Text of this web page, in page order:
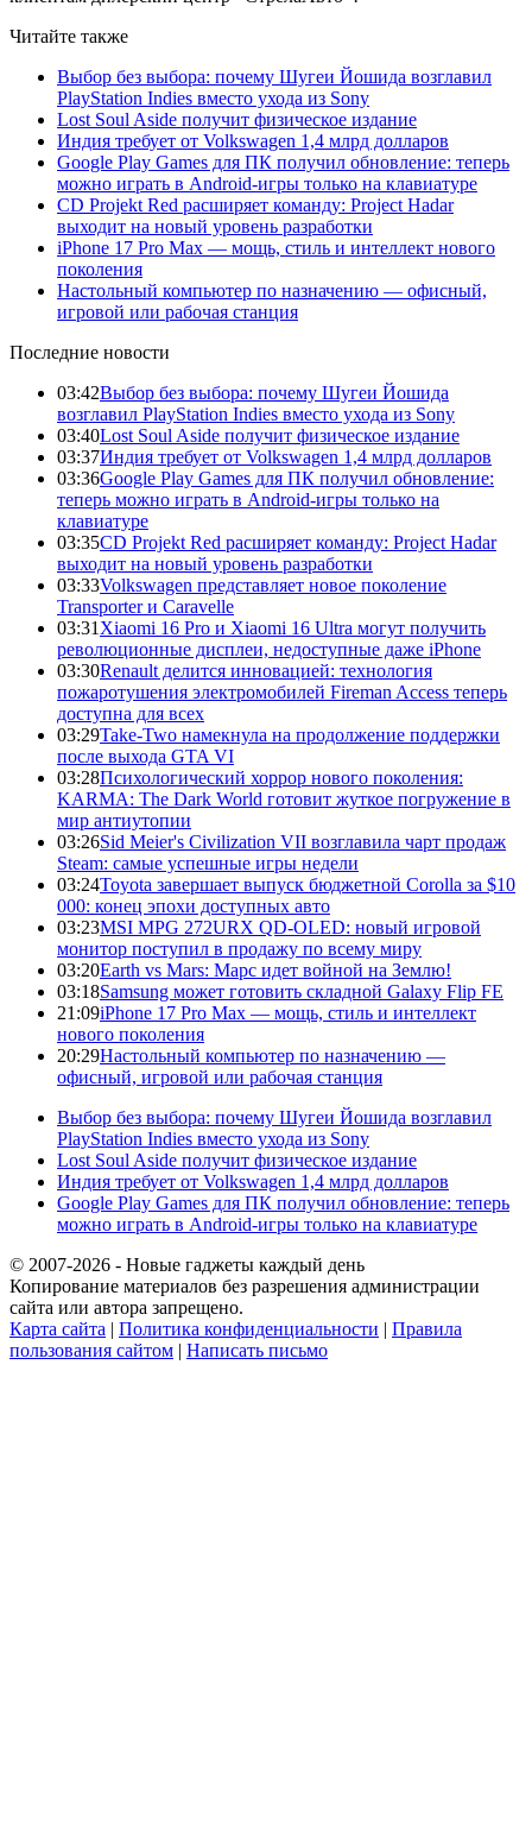
Читайте также
Выбор без выбора: почему Шугеи Йошида возглавил
PlayStation Indies вместо ухода из Sony
Lost Soul Aside получит физическое издание
Индия требует от Volkswagen 1,4 млрд долларов
Google Play Games для ПК получил обновление: теперь
можно играть в Android-игры только на клавиатуре
CD Projekt Red расширяет команду: Project Hadar
выходит на новый уровень разработки
iPhone 17 Pro Max — мощь, стиль и интеллект нового
поколения
Настольный компьютер по назначению — офисный,
игровой или рабочая станция
Последние новости
03:42Выбор без выбора: почему Шугеи Йошида
возглавил PlayStation Indies вместо ухода из Sony
03:40Lost Soul Aside получит физическое издание
03:37Индия требует от Volkswagen 1,4 млрд долларов
03:36Google Play Games для ПК получил обновление:
теперь можно играть в Android-игры только на
клавиатуре
03:35CD Projekt Red расширяет команду: Project Hadar
выходит на новый уровень разработки
03:33Volkswagen представляет новое поколение
Transporter и Caravelle
03:31 Xiaomi 16 Pro и Xiaomi 16 Ultra могут получить
революционные дисплеи, недоступные даже iPhone
03:30Renault делится инновацией: технология
пожаротушения электромобилей Fireman Access теперь
доступна для всех
03:29Take-Two намекнула на продолжение поддержки
после выхода GTA VI
03:28Психологический хоррор нового поколения:
KARMA: The Dark World готовит жуткое погружение в
мир антиутопии
03:26Sid Meier's Civilization VII возглавила чарт продаж
Steam: самые успешные игры недели
03:24Toyota завершает выпуск бюджетной Corolla за $10
000: конец эпохи доступных авто
03:23MSI MPG 272URX QD-OLED: новый игровой
монитор поступил в продажу по всему миру
03:20Earth vs Mars: Марс идет войной на Землю!
03:18Samsung может готовить складной Galaxy Flip FE
21:09iPhone 17 Pro Max — мощь, стиль и интеллект
нового поколения
20:29Настольный компьютер по назначению —
офисный, игровой или рабочая станция
Выбор без выбора: почему Шугеи Йошида возглавил
PlayStation Indies вместо ухода из Sony
Lost Soul Aside получит физическое издание
Индия требует от Volkswagen 1,4 млрд долларов
Google Play Games для ПК получил обновление: теперь
можно играть в Android-игры только на клавиатуре
© 2007-2026 - Новые гаджеты каждый день
Копирование материалов без разрешения администрации
сайта или автора запрещено.
Карта сайта | Политика конфиденциальности | Правила
пользования сайтом | Написать письмо